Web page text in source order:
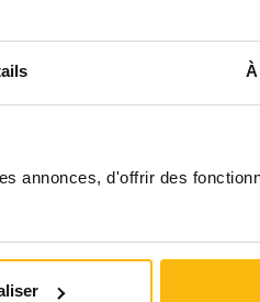
annonces, d'offrir des
pas de conditions
, qui
à la durée ou au
requise pour re
aux abonnés